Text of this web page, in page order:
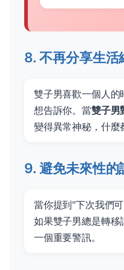
8. 不再分享生活
雙子男喜歡一個人的
想告訴你。當雙子男
變得異常神秘，什麼
9. 避免未來性的
當你提到"下次我們
如果雙子男總是轉移
一個重要警訊。